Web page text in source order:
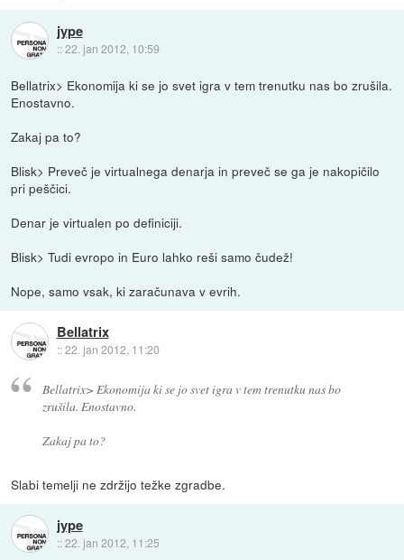
jype
::22. jan 2012, 10:59
Bellatrix> Ekonomija ki se jo svet igra v tem trenutku nas bo zrušila.
Enostavno.
Zakaj pa to?
Blisk> Preveč je virtualnega denarja in preveč se ga je nakopičilo
pri peščici.
Denar je virtualen po definiciji.
Blisk> Tudi evropo in Euro lahko reši samo čudež!
Nope, samo vsak, ki zaračunava v evrih.
Bellatrix
::22. jan 2012, 11:20
Bellatrix> Ekonomija ki se jo svet igra v tem trenutku nas bo
zrušila. Enostavno.
Zakaj pa to?
Slabi temelji ne zdržijo težke zgradbe.
jype
::22. jan 2012, 11:25